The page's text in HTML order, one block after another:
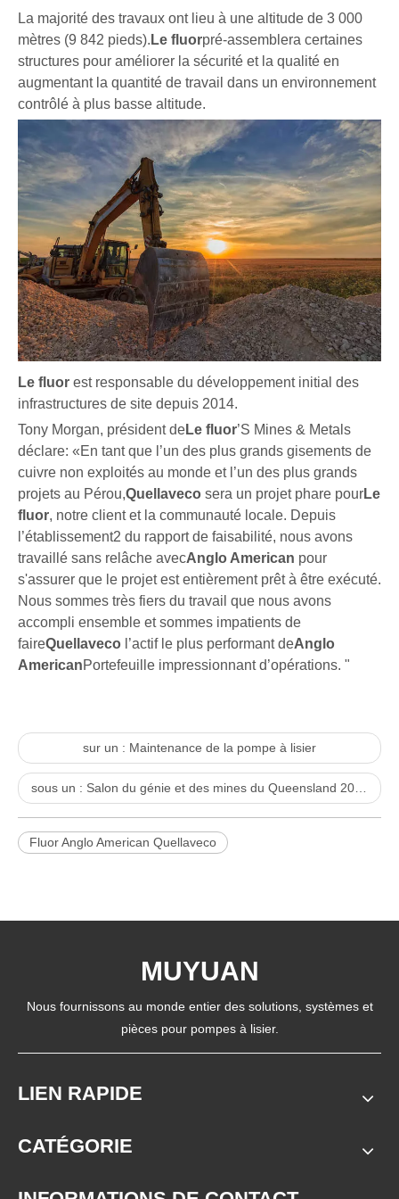
La majorité des travaux ont lieu à une altitude de 3 000
mètres (9 842 pieds). Le fluorpré-assemblera certaines
structures pour améliorer la sécurité et la qualité en
augmentant la quantité de travail dans un environnement
contrôlé à plus basse altitude.
Le fluor est responsable du développement initial des
infrastructures de site depuis 2014.
Tony Morgan, président deLe fluor’S Mines & Metals
déclare: «En tant que l’un des plus grands gisements de
cuivre non exploités au monde et l’un des plus grands
projets au Pérou,Quellaveco sera un projet phare pourLe
fluor, notre client et la communauté locale. Depuis
l’établissement2 du rapport de faisabilité, nous avons
travaillé sans relâche avecAnglo American pour
s'assurer que le projet est entièrement prêt à être exécuté.
Nous sommes très fiers du travail que nous avons
accompli ensemble et sommes impatients de
faireQuellaveco l’actif le plus performant deAnglo
AmericanPortefeuille impressionnant d’opérations. "
sur un : Maintenance de la pompe à lisier
sous un : Salon du génie et des mines du Queensland 2018
Fluor Anglo American Quellaveco
MUYUAN
Nous fournissons au monde entier des solutions, systèmes et
pièces pour pompes à lisier.
LIEN RAPIDE
CATÉGORIE